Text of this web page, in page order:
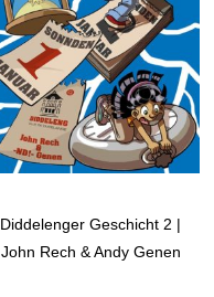
Diddelenger Geschicht 2 |
John Rech & Andy Genen